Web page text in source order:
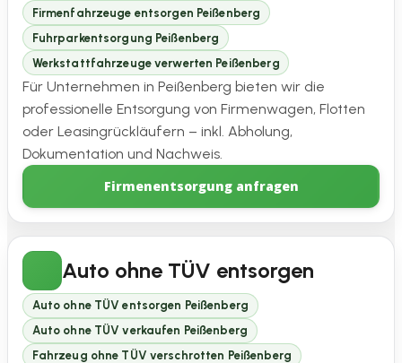
Firmenfahrzeuge entsorgen Peißenberg
Fuhrparkentsorgung Peißenberg
Werkstattfahrzeuge verwerten Peißenberg
Für Unternehmen in Peißenberg bieten wir die
professionelle Entsorgung von Firmenwagen, Flotten
oder Leasingrückläufern – inkl. Abholung,
Dokumentation und Nachweis.
Firmenentsorgung anfragen
Auto ohne TÜV entsorgen
Auto ohne TÜV entsorgen Peißenberg
Auto ohne TÜV verkaufen Peißenberg
Fahrzeug ohne TÜV verschrotten Peißenberg